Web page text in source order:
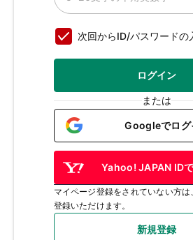
次回からID/パスワードの
ログイン
または
Googleでログ
Yahoo! JAPAN ID
マイページ登録をされていない方
登録いただけます。
新規登録